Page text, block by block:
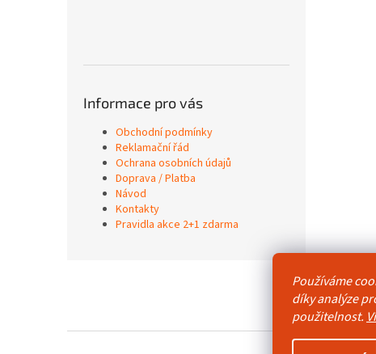
Používáme
díky analýze
použitelnost.
Informace pro vás
Obchodní podmínky
Reklamační řád
Ochrana osobních údajů
Doprava / Platba
Návod
Kontakty
Pravidla akce 2+1 zdarma
Obchodní